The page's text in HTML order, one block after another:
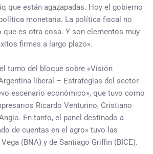
que están agazapadas. Hoy el gobierno
monetaria. La política fiscal no
que es otra cosa. Y son elementos muy
firmes a largo plazo».
turno del bloque sobre «Visión
liberal – Estrategias del sector
escenario económico», que tuvo como
Ricardo Venturino, Cristiano
En tanto, el panel destinado a
de cuentas en el agro» tuvo las
(BNA) y de Santiago Griffin (BICE).